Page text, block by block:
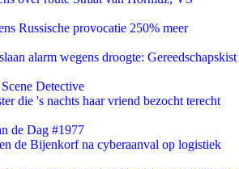
Russische provocatie 250% meer
alarm wegens droogte: Gereedschapskist
Detective
die 's nachts haar vriend bezocht terecht
de Dag #1977
de Bijenkorf na cyberaanval op logistiek